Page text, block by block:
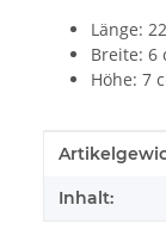
Länge:
Breite: 6
Höhe: 7
Wert
Inhalt: